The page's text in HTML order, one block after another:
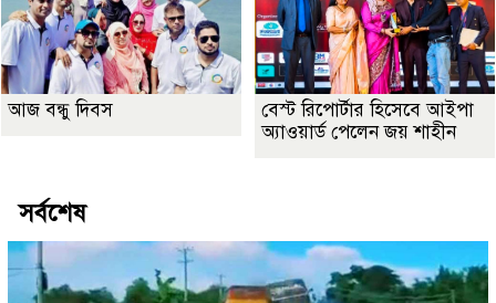
আজ বন্ধু দিবস
বেস্ট রিপোর্টার হিসেবে আইপা
অ্যাওয়ার্ড পেলেন জয় শাহীন
সর্বশেষ